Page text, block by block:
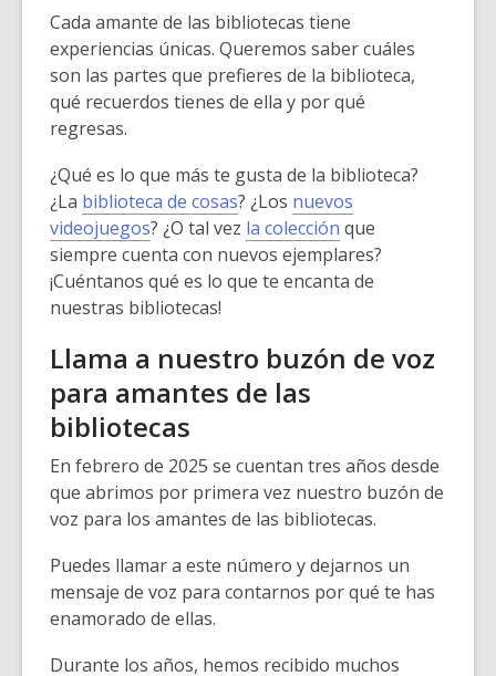
i
n
d
w
w
i
n
d
w
w
w
n
w
Cada amante de las bibliotecas tiene
experiencias únicas. Queremos saber cuáles
son las partes que prefieres de la biblioteca,
qué recuerdos tienes de ella y por qué
regresas.
¿Qué es lo que más te gusta de la biblioteca?
¿La biblioteca de cosas? ¿Los nuevos
videojuegos? ¿O tal vez la colección que
siempre cuenta con nuevos ejemplares?
¡Cuéntanos qué es lo que te encanta de
nuestras bibliotecas!
Llama a nuestro buzón de voz
para amantes de las
bibliotecas
En febrero de 2025 se cuentan tres años desde
que abrimos por primera vez nuestro buzón de
voz para los amantes de las bibliotecas.
Puedes llamar a este número y dejarnos un
mensaje de voz para contarnos por qué te has
enamorado de ellas.
Durante los años, hemos recibido muchos